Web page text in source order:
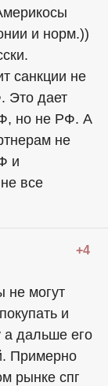
и норм.))
санкции не
Это дает
но не РФ. А
не
и
все
+4
не могут
и
а дальше его
Примерно
рынке спг